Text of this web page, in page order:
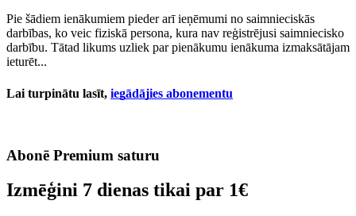
Pie šādiem ienākumiem pieder arī ieņēmumi no saimnieciskās
darbības, ko veic fiziskā persona, kura nav reģistrējusi saimniecisko
darbību. Tātad likums uzliek par pienākumu ienākuma izmaksātājam
ieturēt...
Lai turpinātu lasīt, iegādājies abonementu
Abonē Premium saturu
Izmēģini 7 dienas tikai par 1€